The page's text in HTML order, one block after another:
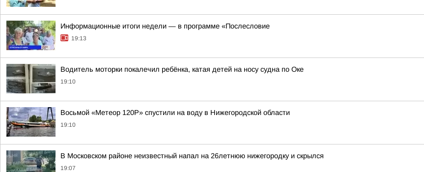
Информационные итоги недели — в программе «Послесловие
19:13
Водитель моторки покалечил ребёнка, катая детей на носу судна по Оке
19:10
Восьмой «Метеор 120Р» спустили на воду в Нижегородской области
19:10
В Московском районе неизвестный напал на 26летнюю нижегородку и скрылся
19:07